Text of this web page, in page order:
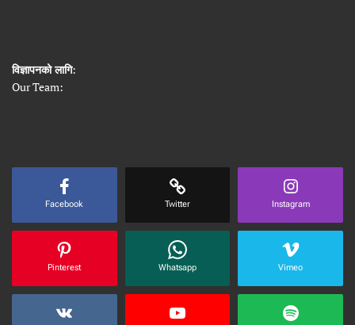
विज्ञापनको लागि:
Our Team:
Facebook Twitter Instagram
Pinterest Whatsapp Vimeo